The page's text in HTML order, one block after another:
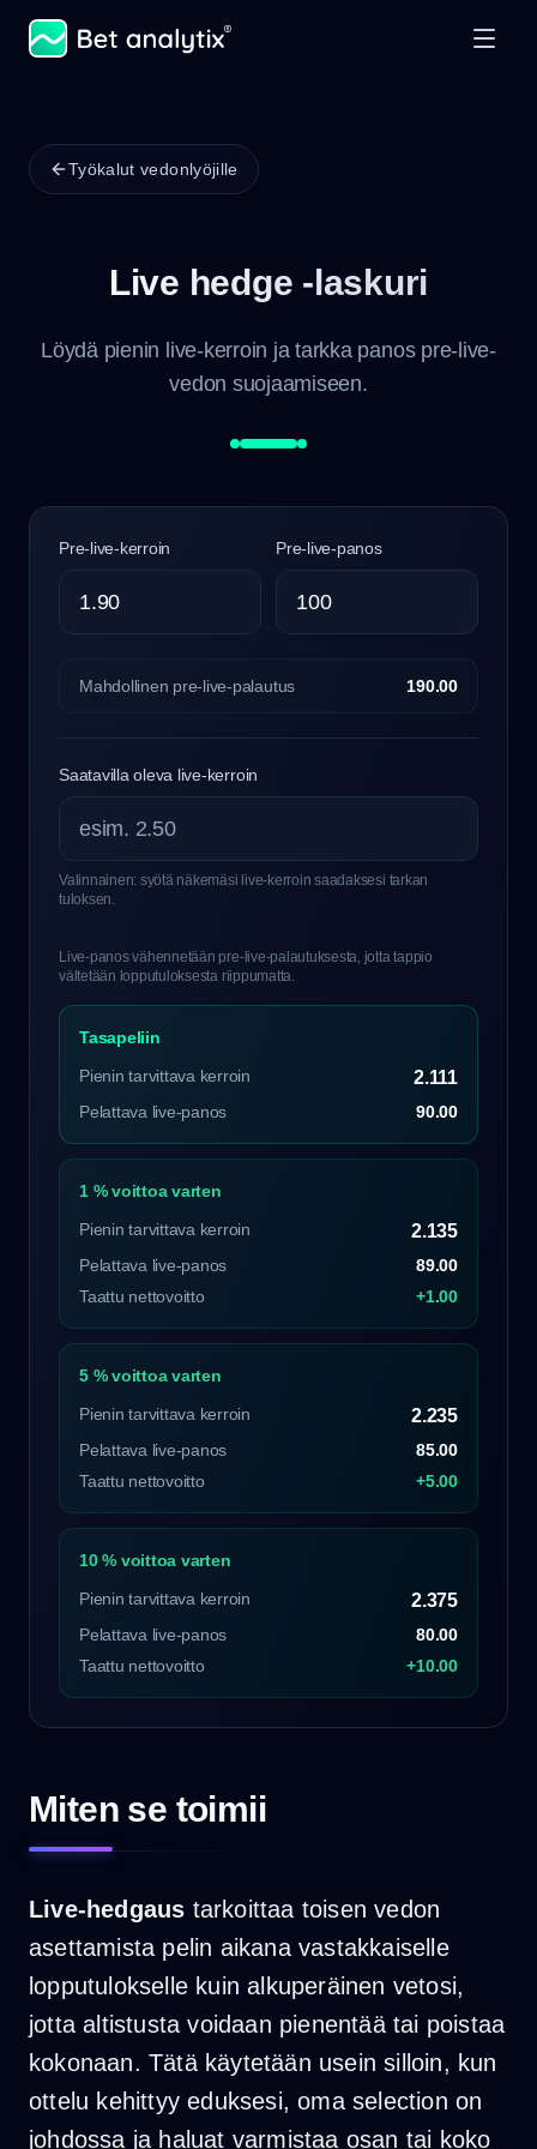
Työkalut vedonlyöjille
Live hedge -laskuri
Löydä pienin live-kerroin ja tarkka panos pre-live-
vedon suojaamiseen.
Pre-live-kerroin Pre-live-panos
Mahdollinen pre-live-palautus 190.00
Saatavilla oleva live-kerroin
Valinnainen: syötä näkemäsi live-kerroin saadaksesi tarkan
tuloksen.
Live-panos vähennetään pre-live-palautuksesta, jotta tappio
vältetään lopputuloksesta riippumatta.
Tasapeliin
Pienin tarvittava kerroin
2.111
Pelattava live-panos 90.00
1 % voittoa varten
Pienin tarvittava kerroin
2.135
Pelattava live-panos
89.00
Taattu nettovoitto
+1.00
5 % voittoa varten
Pienin tarvittava kerroin
2.235
Pelattava live-panos
85.00
Taattu nettovoitto
+5.00
10 % voittoa varten
Pienin tarvittava kerroin
2.375
Pelattava live-panos
80.00
Taattu nettovoitto
+10.00
Miten se toimii
Live-hedgaus tarkoittaa toisen vedon
asettamista pelin aikana vastakkaiselle
lopputulokselle kuin alkuperäinen vetosi,
jotta altistusta voidaan pienentää tai poistaa
kokonaan. Tätä käytetään usein silloin, kun
ottelu kehittyy eduksesi, oma selection on
johdossa ja haluat varmistaa osan tai koko